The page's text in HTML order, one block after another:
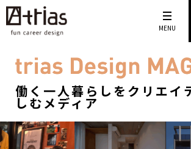
MENU
働く一人暮らしをクリエイ
しむメディア